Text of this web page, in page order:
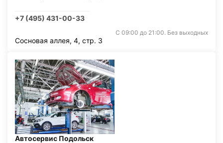
+7 (495) 431-00-33
С 09:00 до 21:00. Без выходных
Сосновая аллея, 4, стр. 3
Автосервис Подольск